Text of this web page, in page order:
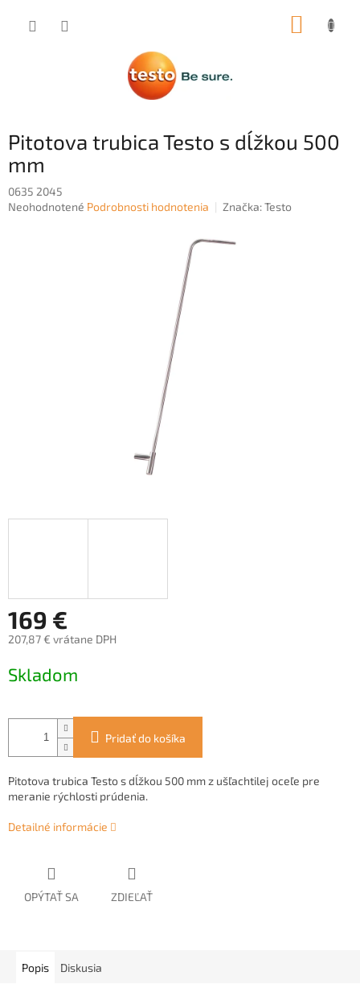
Pitotova trubica Testo s dĺžkou 500
mm
0635 2045
Priemerné
Neohodnotené Podrobnosti hodnotenia Značka:Testo
169 €
207,87 € vrátane DPH
cena:
Skladom
Pridať do košíka
Pitotova trubica Testo s dĺžkou 500 mm z ušľachtilej oceľe pre
meranie rýchlosti prúdenia.
Detailné informácie
OPÝTAŤ SA ZDIEĽAŤ
Popis Diskusia